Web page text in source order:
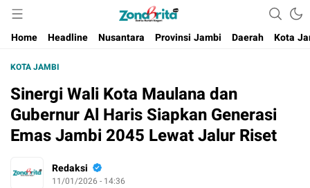
Berita Harian Negeri
Home
Headline Nusantara Provinsi Jambi Daerah Kota
KOTA JAMBI
Sinergi Wali Kota Maulana dan
Gubernur Al Haris Siapkan Generasi
Emas Jambi 2045 Lewat Jalur Riset
Redaksi
11/01/2026 - 14:36